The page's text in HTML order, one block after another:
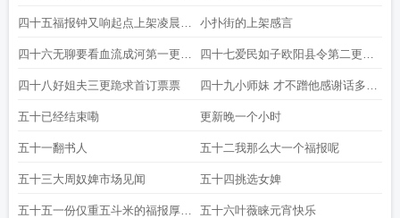
追读求票票
四十五福报钟又响起点上架凌晨求
首订
小扑街的上架感言
四十六无聊要看血流成河第一更求
首订
四十七爱民如子欧阳县令第二更跪
求订阅
四十八好姐夫三更跪求首订票票 四十九小师妹 才不蹭他感谢话多起
腻好兄弟的白银萌
五十已经结束嘞 更新晚一个小时
五十一翻书人 五十二我那么大一个福报呢
五十三大周奴婢市场见闻 五十四挑选女婢
五十五一份仅重五斗米的福报厚脸 五十六叶薇睐元宵快乐